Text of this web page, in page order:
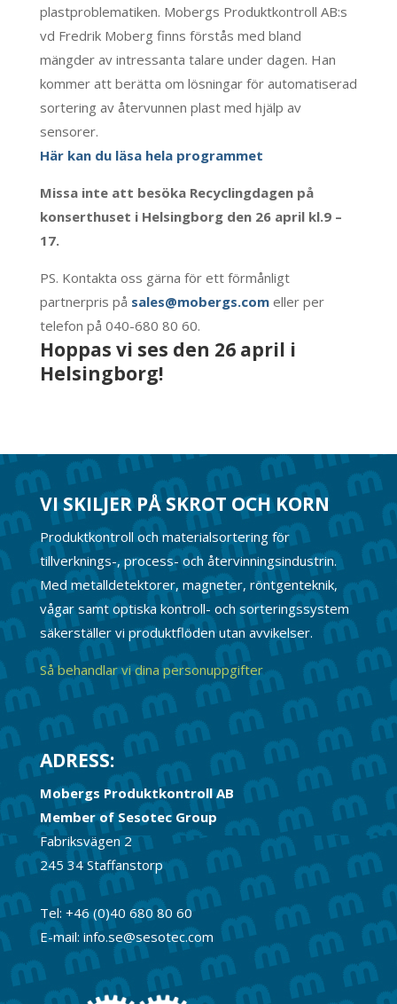
plastproblematiken. Mobergs Produktkontroll AB:s
vd Fredrik Moberg finns förstås med bland
mängder av intressanta talare under dagen. Han
kommer att berätta om lösningar för automatiserad
sortering av återvunnen plast med hjälp av
sensorer.
Här kan du läsa hela programmet
Missa inte att besöka Recyclingdagen på
konserthuset i Helsingborg den 26 april kl.9 –
17.
PS. Kontakta oss gärna för ett förmånligt
partnerpris på sales@mobergs.com eller per
telefon på 040-680 80 60.
Hoppas vi ses den 26 april i
Helsingborg!
VI SKILJER PÅ SKROT OCH KORN
Produktkontroll och materialsortering för
tillverknings-, process- och återvinningsindustrin.
Med metalldetektorer, magneter, röntgenteknik,
vågar samt optiska kontroll- och sorteringssystem
säkerställer vi produktflöden utan avvikelser.
Så behandlar vi dina personuppgifter
ADRESS:
Mobergs Produktkontroll AB
Member of Sesotec Group
Fabriksvägen 2
245 34 Staffanstorp
Tel: +46 (0)40 680 80 60
E-mail: info.se@sesotec.com